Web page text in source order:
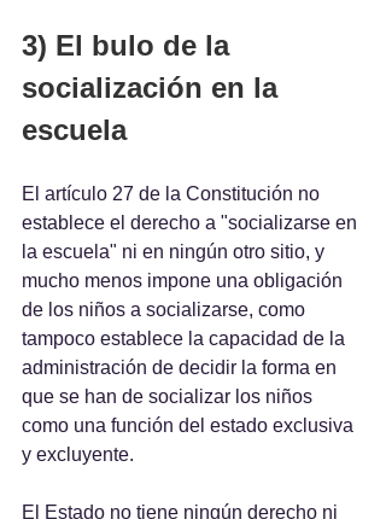
3) El bulo de la
socialización en la
escuela
El artículo 27 de la Constitución no
establece el derecho a "socializarse en
la escuela" ni en ningún otro sitio, y
mucho menos impone una obligación
de los niños a socializarse, como
tampoco establece la capacidad de la
administración de decidir la forma en
que se han de socializar los niños
como una función del estado exclusiva
y excluyente.
El Estado no tiene ningún derecho ni